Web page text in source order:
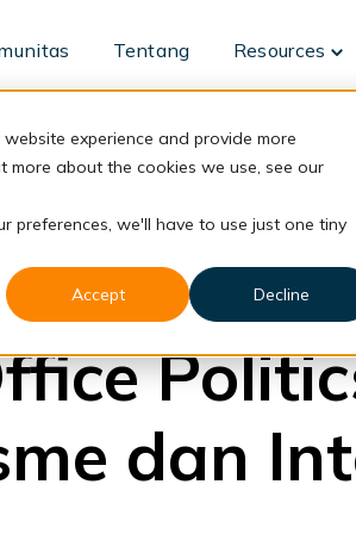
experience and provide more
about the cookies we use, see our
preferences, we'll have to use just one tiny
Accept
Decline
Tentang Resources
for
Career
dan